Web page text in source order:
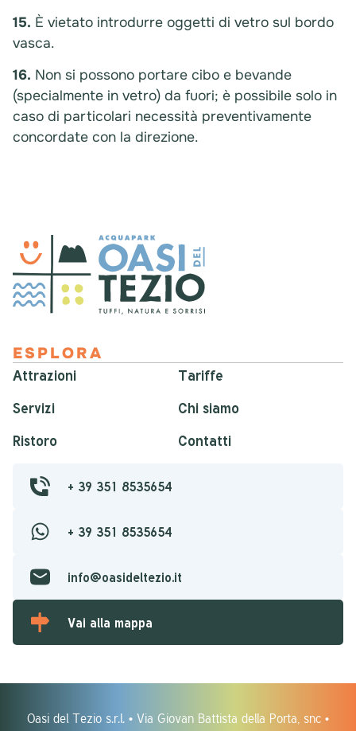
15. È vietato introdurre oggetti di vetro sul bordo
vasca.
16. Non si possono portare cibo e bevande
(specialmente in vetro) da fuori; è possibile solo in
caso di particolari necessità preventivamente
concordate con la direzione.
ESPLORA
Attrazioni
Servizi
Ristoro
Tariffe
Chi siamo
Contatti
+ 39 351 8535654
+ 39 351 8535654
info@oasideltezio.it
Vai alla mappa
Oasi del Tezio s.r.l. • Via Giovan Battista della Porta, snc •